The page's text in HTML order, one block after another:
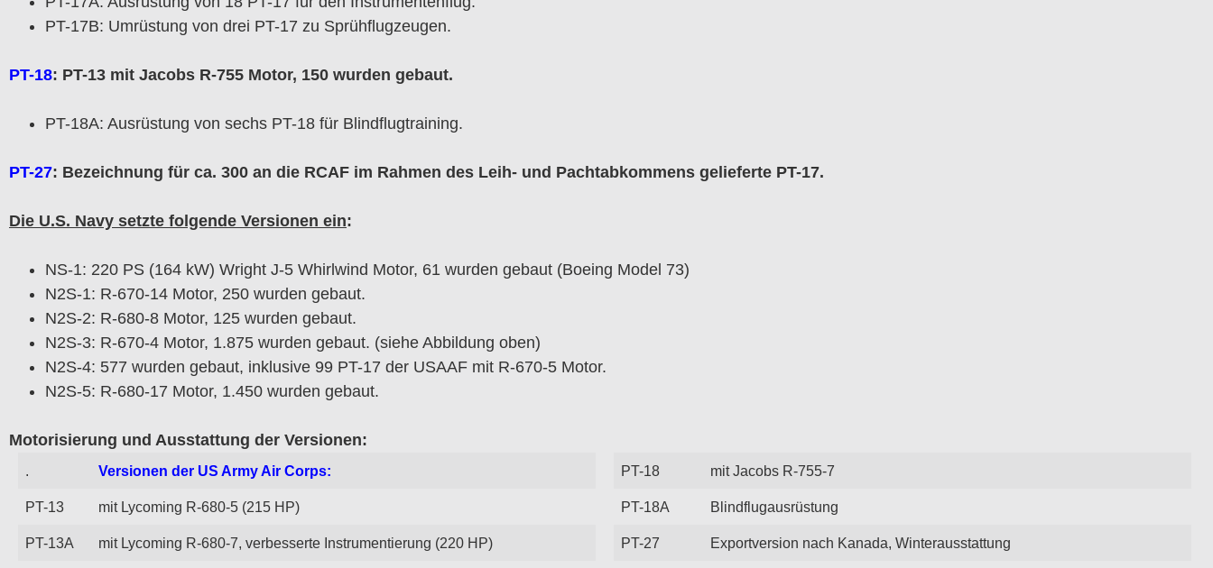
PT-17B: Umrüstung von drei PT-17 zu Sprühflugzeugen.
PT-18: PT-13 mit Jacobs R-755 Motor, 150 wurden gebaut.
PT-18A: Ausrüstung von sechs PT-18 für Blindflugtraining.
PT-27: Bezeichnung für ca. 300 an die RCAF im Rahmen des Leih- und Pachtabkommens gelieferte PT-17.
Die U.S. Navy setzte folgende Versionen ein:
NS-1: 220 PS (164 kW) Wright J-5 Whirlwind Motor, 61 wurden gebaut (Boeing Model 73)
N2S-1: R-670-14 Motor, 250 wurden gebaut.
N2S-2: R-680-8 Motor, 125 wurden gebaut.
N2S-3: R-670-4 Motor, 1.875 wurden gebaut. (siehe Abbildung oben)
N2S-4: 577 wurden gebaut, inklusive 99 PT-17 der USAAF mit R-670-5 Motor.
N2S-5: R-680-17 Motor, 1.450 wurden gebaut.
Motorisierung und Ausstattung der Versionen:
Versionen der US Army Air Corps:
PT-13 mit Lycoming R-680-5 (215 HP)
PT-13A mit Lycoming R-680-7, verbesserte Instrumentierung (220 HP)
PT-18 mit Jacobs R-755-7
PT-18A Blindflugausrüstung
PT-27 Exportversion nach Kanada, Winterausstattung